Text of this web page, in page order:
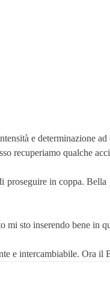
e determinazione
recuperiamo qualche
in coppa.
sto inserendo bene in
e intercambiabile. Ora il